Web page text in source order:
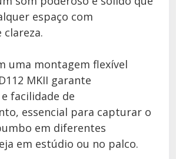
espaço com
clareza.
uma montagem flexível
MKII garante
facilidade de
essencial para capturar o
em diferentes
em estúdio ou no palco.